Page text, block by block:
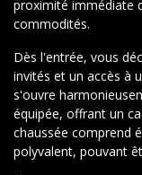
proximité immédiate
commodités.
Dès l'entrée, vous
invités et un accès à
s'ouvre
équipée, offrant un
chaussée comprend
polyvalent, pouvant